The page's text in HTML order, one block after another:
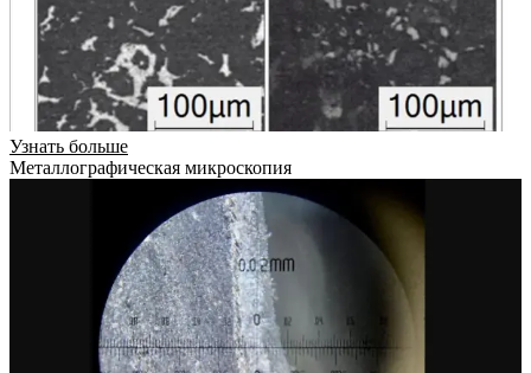
Узнать больше
Металлографическая микроскопия